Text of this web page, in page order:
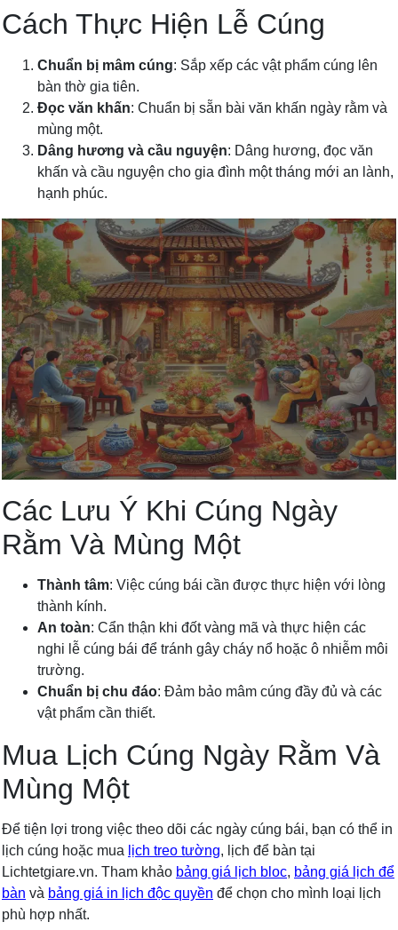
Cách Thực Hiện Lễ Cúng
Chuẩn bị mâm cúng: Sắp xếp các vật phẩm cúng lên
bàn thờ gia tiên.
Đọc văn khấn: Chuẩn bị sẵn bài văn khấn ngày rằm và
mùng một.
Dâng hương và cầu nguyện: Dâng hương, đọc văn
khấn và cầu nguyện cho gia đình một tháng mới an lành,
hạnh phúc.
Các Lưu Ý Khi Cúng Ngày
Rằm Và Mùng Một
Thành tâm: Việc cúng bái cần được thực hiện với lòng
thành kính.
An toàn: Cẩn thận khi đốt vàng mã và thực hiện các
nghi lễ cúng bái để tránh gây cháy nổ hoặc ô nhiễm môi
trường.
Chuẩn bị chu đáo: Đảm bảo mâm cúng đầy đủ và các
vật phẩm cần thiết.
Mua Lịch Cúng Ngày Rằm Và
Mùng Một
Để tiện lợi trong việc theo dõi các ngày cúng bái, bạn có thể in
lịch cúng hoặc mua lịch treo tường, lịch để bàn tại
Lichtetgiare.vn. Tham khảo bảng giá lịch bloc, bảng giá lịch để
bàn và bảng giá in lịch độc quyền để chọn cho mình loại lịch
phù hợp nhất.